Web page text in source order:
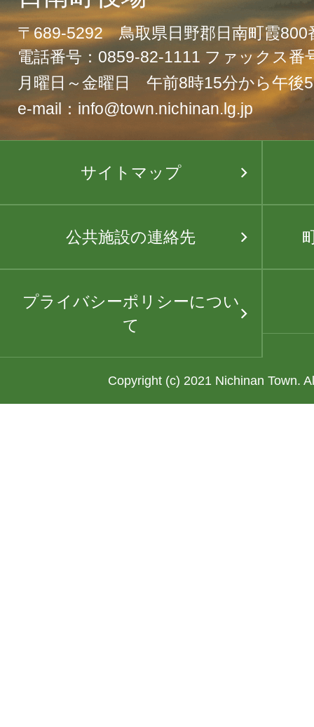
〒689-5292 鳥取県日野郡日南町霞800
電話番号：0859-82-1111 ファックス番
月曜日～金曜日 午前8時15分から午後
e-mail：info@town.nichinan.lg.jp
サイトマップ
公共施設の連絡先
プライバシーポリシーについ
て
Copyright (c) 2021 Nichinan Town.